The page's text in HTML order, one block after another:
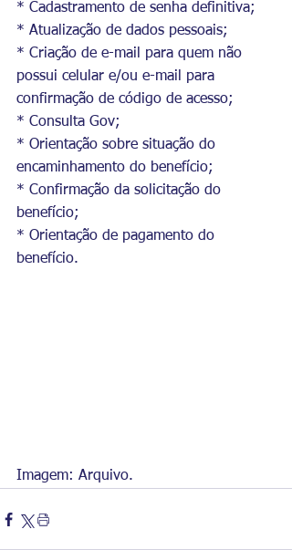
* Cadastramento de senha definitiva;
* Atualização de dados pessoais;
* Criação de e-mail para quem não
possui celular e/ou e-mail para
confirmação de código de acesso;
* Consulta Gov;
* Orientação sobre situação do
encaminhamento do benefício;
* Confirmação da solicitação do
benefício;
* Orientação de pagamento do
benefício.
Imagem: Arquivo.